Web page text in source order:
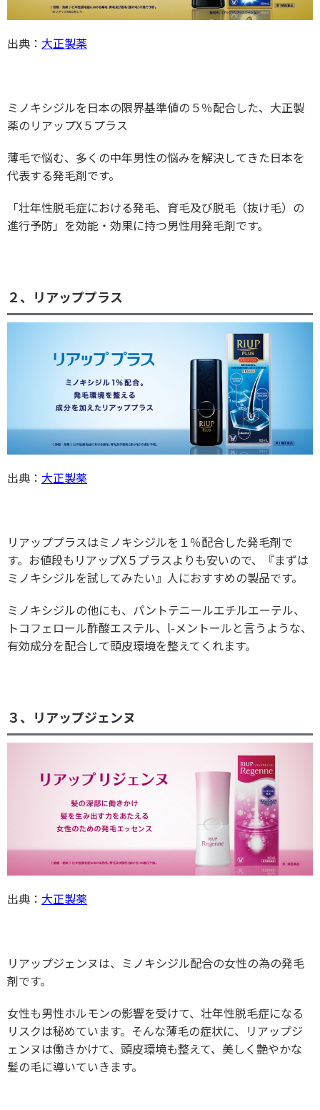
出典： 大正製薬
ミノキシジルを日本の限界基準値の５％配合した、大正製
薬のリアップX５プラス
薄毛で悩む、多くの中年男性の悩みを解決してきた日本を
代表する発毛剤です。
「壮年性脱毛症における発毛、育毛及び脱毛（抜け毛）の
進行予防」を効能・効果に持つ男性用発毛剤です。
２、リアッププラス
出典： 大正製薬
リアッププラスはミノキシジルを１％配合した発毛剤で
す。お値段もリアップX５プラスよりも安いので、『まずは
ミノキシジルを試してみたい』人におすすめの製品です。
ミノキシジルの他にも、パントテニールエチルエーテル、
トコフェロール酢酸エステル、l-メントールと言うような、
有効成分を配合して頭皮環境を整えてくれます。
３、リアップジェンヌ
出典： 大正製薬
リアップジェンヌは、ミノキシジル配合の女性の為の発毛
剤です。
女性も男性ホルモンの影響を受けて、壮年性脱毛症になる
リスクは秘めています。そんな薄毛の症状に、リアップジ
ェンヌは働きかけて、頭皮環境も整えて、美しく艶やかな
髪の毛に導いていきます。